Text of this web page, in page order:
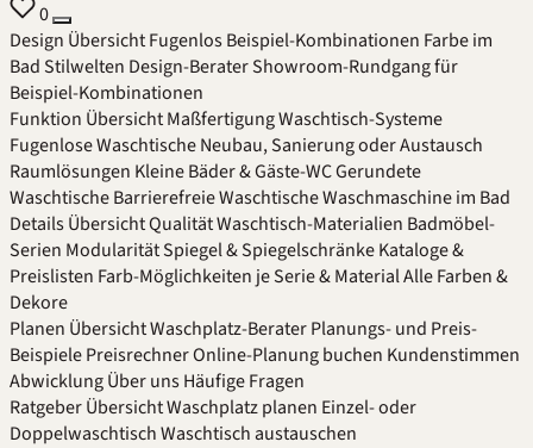
0
Design ÜbersichtFugenlosBeispiel-Kombinationen Farbe im
BadStilwelten Design-BeraterShowroom-Rundgang für
Beispiel-Kombinationen
Funktion ÜbersichtMaßfertigungWaschtisch-Systeme
Fugenlose WaschtischeNeubau, Sanierung oder Austausch
Raumlösungen Kleine Bäder & Gäste-WCGerundete
WaschtischeBarrierefreie WaschtischeWaschmaschine im Bad
DetailsÜbersichtQualitätWaschtisch-Materialien Badmöbel-
Serien ModularitätSpiegel & SpiegelschränkeKataloge &
Preislisten Farb-Möglichkeiten je Serie & MaterialAlle Farben &
Dekore
Planen ÜbersichtWaschplatz-BeraterPlanungs- und Preis-
BeispielePreisrechnerOnline-Planung buchen Kundenstimmen
AbwicklungÜber unsHäufige Fragen
RatgeberÜbersichtWaschplatz planen Einzel- oder
DoppelwaschtischWaschtisch austauschen